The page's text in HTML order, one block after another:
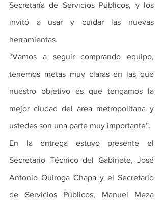
Secretaría de Servicios Públicos, y los
invitó a usar y cuidar las nuevas
herramientas.
“Vamos a seguir comprando equipo,
tenemos metas muy claras en las que
nuestro objetivo es que tengamos la
mejor ciudad del área metropolitana y
ustedes son una parte muy importante”.
En la entrega estuvo presente el
Secretario Técnico del Gabinete, José
Antonio Quiroga Chapa y el Secretario
de Servicios Públicos, Manuel Meza